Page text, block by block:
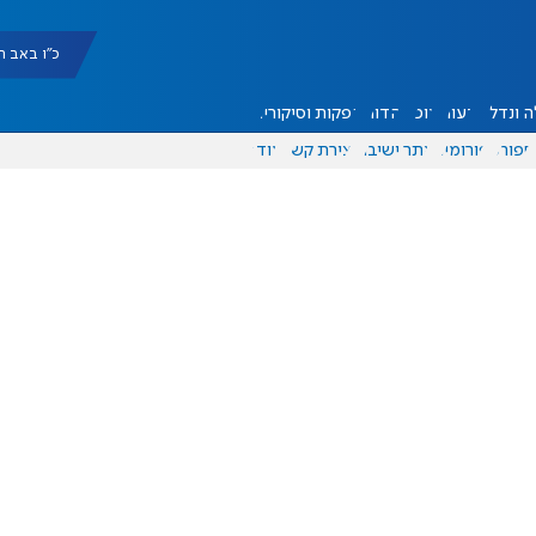
כ"ו באב
ונדל"ן דעות אוכל יהדות הפקות וסיקורים
ספורט פורומים אתר ישיבה יצירת קשר עוד